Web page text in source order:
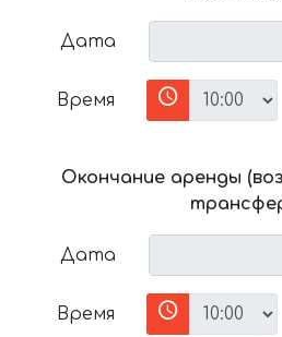
Дата
Время
Окончание аренды
Дата
Время